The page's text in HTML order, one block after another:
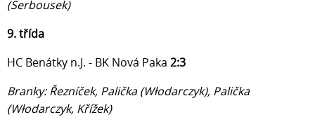
(Serbousek)
9. třída
HC Benátky n.J. - BK Nová Paka 2:3
Branky: Řezníček, Palička (Włodarczyk), Palička
(Włodarczyk, Křížek)